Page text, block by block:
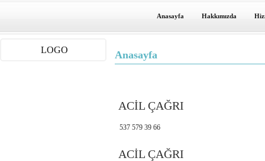
Anasayfa Hakkımızda
LOGO Anasayfa
ACİL ÇAĞRI
537 579 39 66
ACİL ÇAĞRI